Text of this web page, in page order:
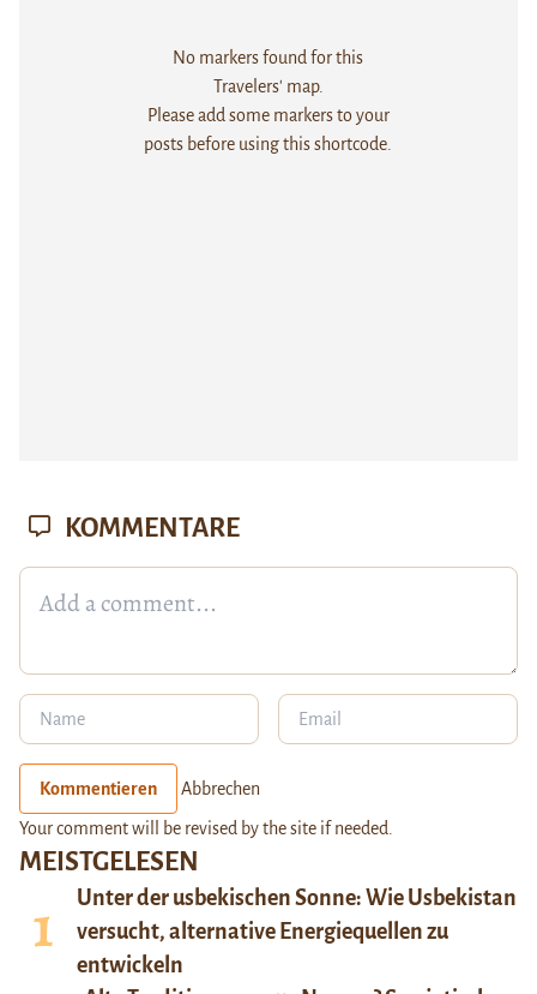
No markers found for this
Travelers' map.
Please add some markers to your
posts before using this shortcode.
MEISTGELESEN
Unter der usbekischen Sonne: Wie Usbekistan
versucht, alternative Energiequellen zu
entwickeln
KOMMENTARE
Kommentieren Abbrechen
Your comment will be revised by the site if needed.